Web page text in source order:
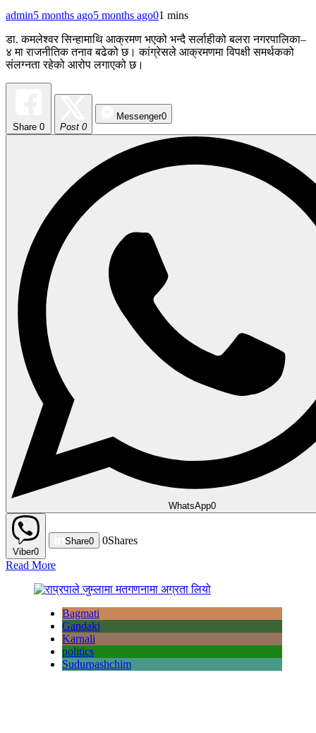
admin5 months ago5 months ago01 mins
डा. कमलेश्वर सिन्हामाथि आक्रमण भएको भन्दै सर्लाहीको बलरा नगरपालिका–
४ मा राजनीतिक तनाव बढेको छ। कांग्रेसले आक्रमणमा विपक्षी समर्थकको
संलग्नता रहेको आरोप लगाएको छ।
Share 0 Post 0
Messenger0
WhatsApp0
Viber0
Share0 0Shares
Read More
Bagmati
Gandaki
Karnali
politics
Sudurpashchim